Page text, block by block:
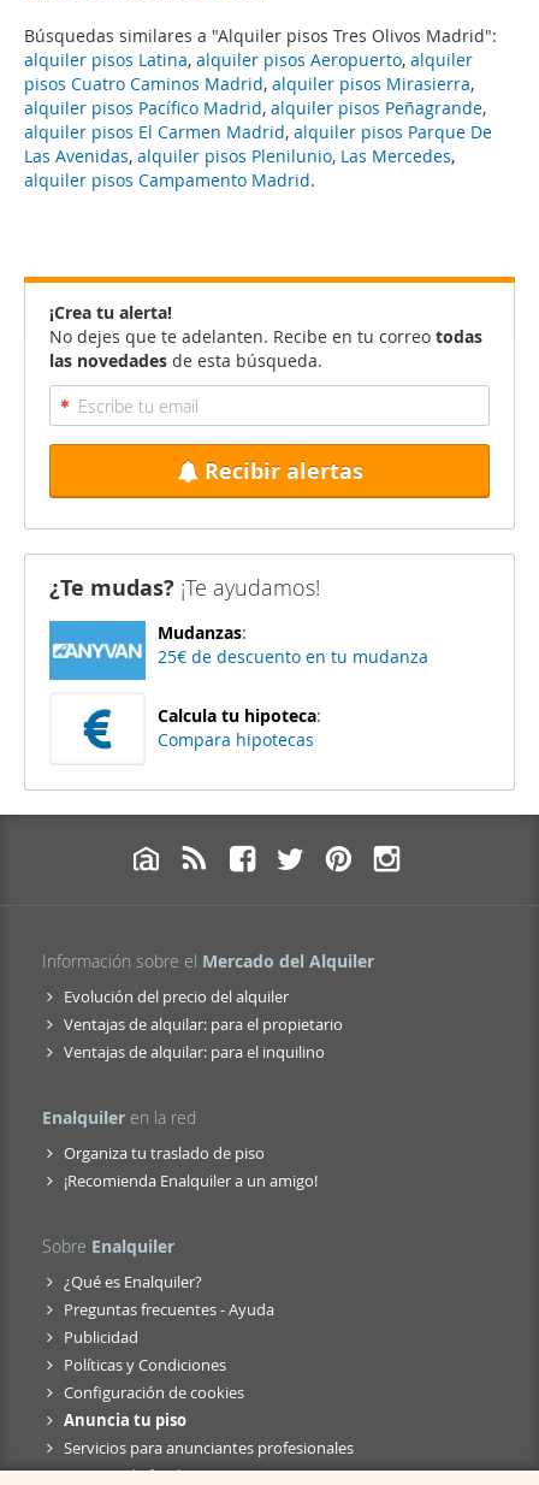
Búsquedas similares a "Alquiler pisos Tres Olivos Madrid":
alquiler pisos Latina, alquiler pisos Aeropuerto, alquiler
pisos Cuatro Caminos Madrid, alquiler pisos Mirasierra,
alquiler pisos Pacífico Madrid, alquiler pisos Peñagrande,
alquiler pisos El Carmen Madrid, alquiler pisos Parque De
Las Avenidas, alquiler pisos Plenilunio, Las Mercedes,
alquiler pisos Campamento Madrid.
¡Crea tu alerta!
No dejes que te adelanten. Recibe en tu correo todas
las novedades de esta búsqueda.
Recibir alertas
¿Te mudas? ¡Te ayudamos!
Mudanzas:
25€ de descuento en tu mudanza
Calcula tu hipoteca:
Compara hipotecas
Información sobre el Mercado del Alquiler
Evolución del precio del alquiler
Ventajas de alquilar: para el propietario
Ventajas de alquilar: para el inquilino
Enalquiler en la red
Organiza tu traslado de piso
¡Recomienda Enalquiler a un amigo!
Sobre Enalquiler
¿Qué es Enalquiler?
Preguntas frecuentes - Ayuda
Publicidad
Políticas y Condiciones
Configuración de cookies
Anuncia tu piso
Servicios para anunciantes profesionales
Anuncio de fusión